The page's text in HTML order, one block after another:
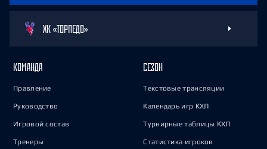
ХК «ТОРПЕДО»
КОМАНДА
Правление
Руководство
Игровой состав
Тренеры
СЕЗОН
Текстовые трансляции
Календарь игр КХЛ
Турнирные таблицы КХЛ
Статистика игроков